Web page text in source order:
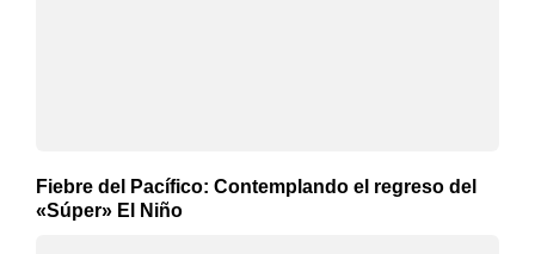
Fiebre del Pacífico: Contemplando el regreso del
«Súper» El Niño